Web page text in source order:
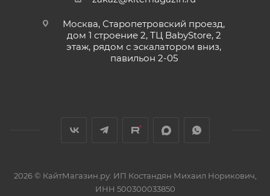
Москва, Старопетровский проезд,
дом 1 строение 2, ТЦ BabyStore, 2
этаж, рядом с эскалатором вниз,
павильон 2-05
2026 © КайтМагазин.ру: ИП Костандян Михаил Норикович,
ИНН 500300033850